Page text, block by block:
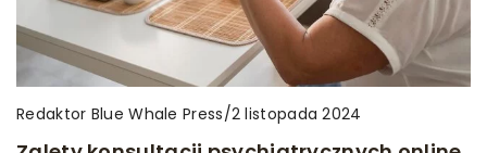
Redaktor Blue Whale Press/2 listopada 2024